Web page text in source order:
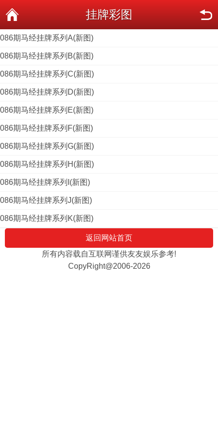
挂牌彩图
086期马经挂牌系列A(新图)
086期马经挂牌系列B(新图)
086期马经挂牌系列C(新图)
086期马经挂牌系列D(新图)
086期马经挂牌系列E(新图)
086期马经挂牌系列F(新图)
086期马经挂牌系列G(新图)
086期马经挂牌系列H(新图)
086期马经挂牌系列I(新图)
086期马经挂牌系列J(新图)
086期马经挂牌系列K(新图)
返回网站首页
所有内容载自互联网谨供友友娱乐参考!
CopyRight@2006-2026